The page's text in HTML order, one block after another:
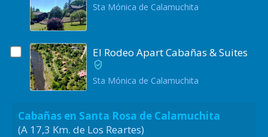
Sta Mónica de Calamuchita
El Rodeo Apart Cabañas & Suites
Sta Mónica de Calamuchita
Cabañas en Santa Rosa de Calamuchita
(A 17,3 Km. de Los Reartes)